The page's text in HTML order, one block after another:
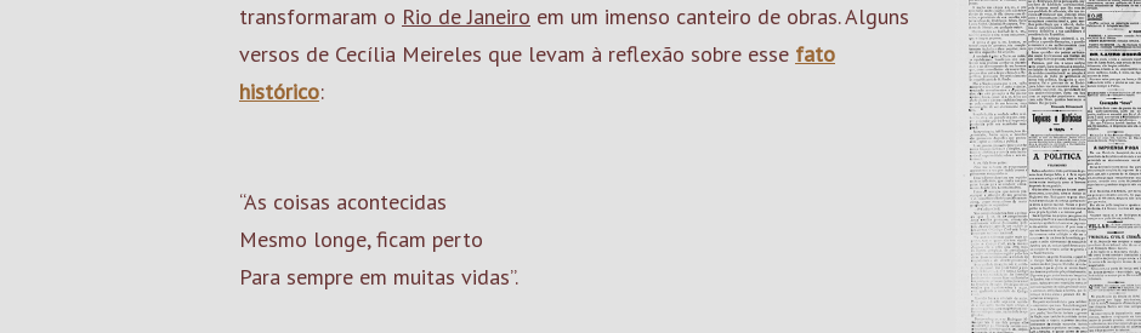
transformaram o Rio de Janeiro em um imenso canteiro de obras. Alguns
versos de Cecília Meireles que levam à reflexão sobre esse fato
histórico:
“As coisas acontecidas
Mesmo longe, ficam perto
Para sempre em muitas vidas”.